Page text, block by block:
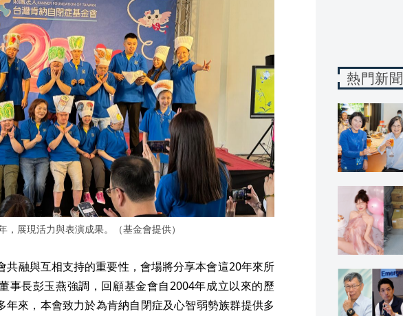
展現活力與表演成果。（基金會提供）
共融與互相支持的重要性，會場將分享本會這20年來所
事長彭玉燕強調，回顧基金會自2004年成立以來的歷
年來，本會致力於為肯納自閉症及心智弱勢族群提供多
熱門新聞